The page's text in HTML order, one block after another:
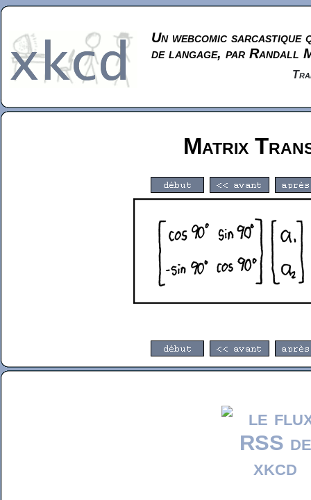
Un webcomic sarcastique
de langage, par Randall
Matrix